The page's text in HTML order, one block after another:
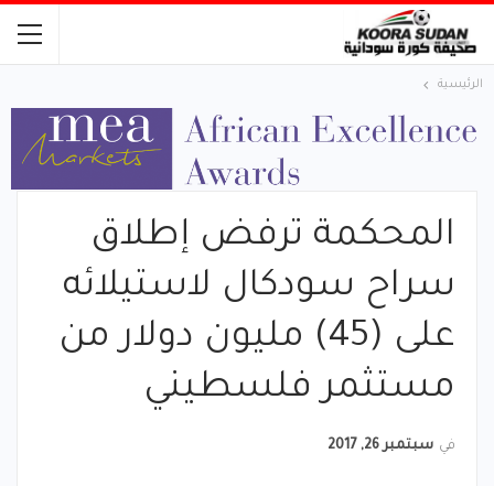
الرئيسية
المحكمة ترفض إطلاق
سراح سودكال لاستيلائه
على (45) مليون دولار من
مستثمر فلسطيني
في سبتمبر 26, 2017